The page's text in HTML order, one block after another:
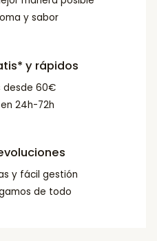
y sabor
y rápidos
desde 60€
24h-72h
y fácil gestión
de todo